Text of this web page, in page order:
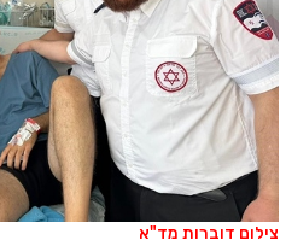
דוברות מד"א